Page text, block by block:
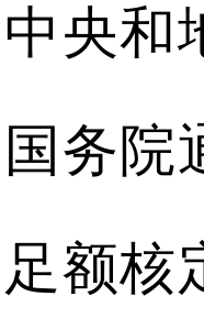
中央和
国务院
足额核